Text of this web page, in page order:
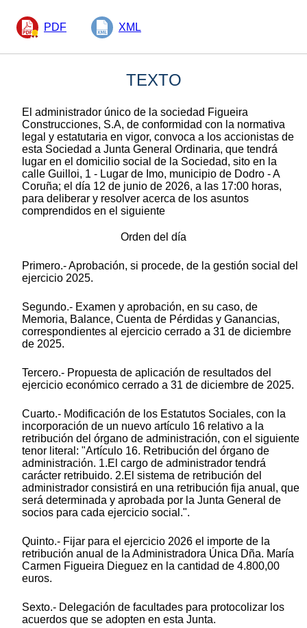
PDF XML
TEXTO
El administrador único de la sociedad Figueira
Construcciones, S.A, de conformidad con la normativa
legal y estatutaria en vigor, convoca a los accionistas de
esta Sociedad a Junta General Ordinaria, que tendrá
lugar en el domicilio social de la Sociedad, sito en la
calle Guilloi, 1 - Lugar de Imo, municipio de Dodro - A
Coruña; el día 12 de junio de 2026, a las 17:00 horas,
para deliberar y resolver acerca de los asuntos
comprendidos en el siguiente
Orden del día
Primero.- Aprobación, si procede, de la gestión social del
ejercicio 2025.
Segundo.- Examen y aprobación, en su caso, de
Memoria, Balance, Cuenta de Pérdidas y Ganancias,
correspondientes al ejercicio cerrado a 31 de diciembre
de 2025.
Tercero.- Propuesta de aplicación de resultados del
ejercicio económico cerrado a 31 de diciembre de 2025.
Cuarto.- Modificación de los Estatutos Sociales, con la
incorporación de un nuevo artículo 16 relativo a la
retribución del órgano de administración, con el siguiente
tenor literal: "Artículo 16. Retribución del órgano de
administración. 1.El cargo de administrador tendrá
carácter retribuido. 2.El sistema de retribución del
administrador consistirá en una retribución fija anual, que
será determinada y aprobada por la Junta General de
socios para cada ejercicio social.".
Quinto.- Fijar para el ejercicio 2026 el importe de la
retribución anual de la Administradora Única Dña. María
Carmen Figueira Dieguez en la cantidad de 4.800,00
euros.
Sexto.- Delegación de facultades para protocolizar los
acuerdos que se adopten en esta Junta.